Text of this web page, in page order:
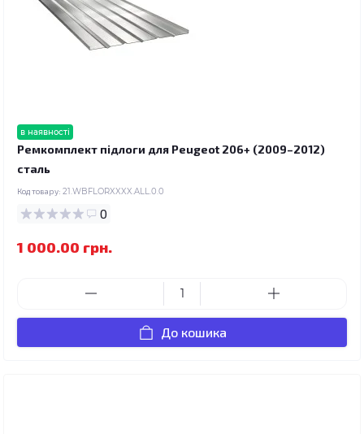
в наявності
Ремкомплект підлоги для Peugeot 206+ (2009–2012)
сталь
Код товару: 21.WBFLORXXXX.ALL.0.0
0
1 000.00 грн.
До кошика